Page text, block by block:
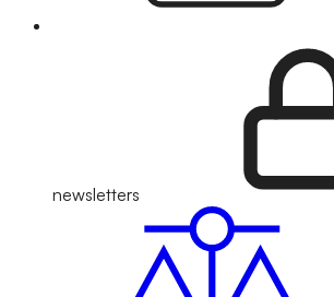
newsletters